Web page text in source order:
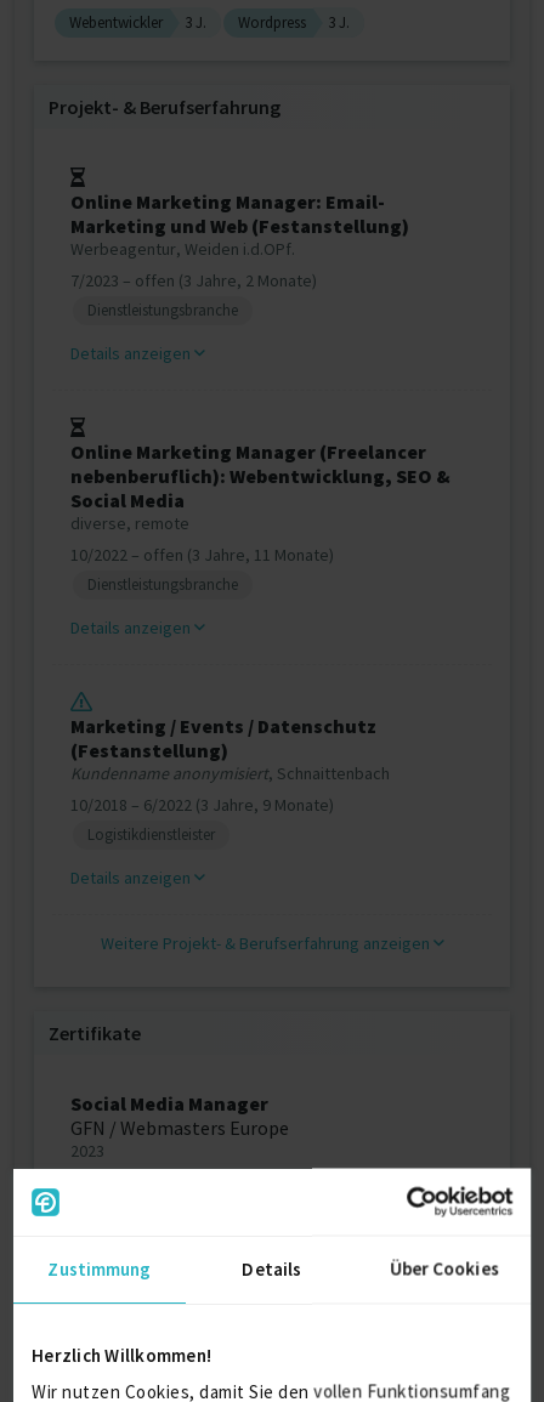
Zustimmung Details Über Cookies
Herzlich Willkommen!
Wir nutzen Cookies, damit Sie den vollen Funktionsumfang
Webentwickler
3 J. Wordpress 3 J.
Projekt‐ & Berufserfahrung
Online Marketing Manager: Email-
Marketing und Web (Festanstellung)
Werbeagentur, Weiden i.d.OPf.
7/2023 – offen (3 Jahre, 2 Monate)
Dienstleistungsbranche
Details anzeigen
Online Marketing Manager (Freelancer
nebenberuflich): Webentwicklung, SEO &
Social Media
diverse, remote
10/2022 – offen (3 Jahre, 11 Monate)
Dienstleistungsbranche
Details anzeigen
Marketing / Events / Datenschutz
(Festanstellung)
Kundenname anonymisiert, Schnaittenbach
10/2018 – 6/2022 (3 Jahre, 9 Monate)
Logistikdienstleister
Details anzeigen
Weitere Projekt‐ & Berufserfahrung anzeigen
Zertifikate
Social Media Manager
GFN / Webmasters Europe
2023
2023
Stresspräventions- und Burnoutberaterin
Deutsche Paracelsus Schulen für
Naturheilverfahren GmbH